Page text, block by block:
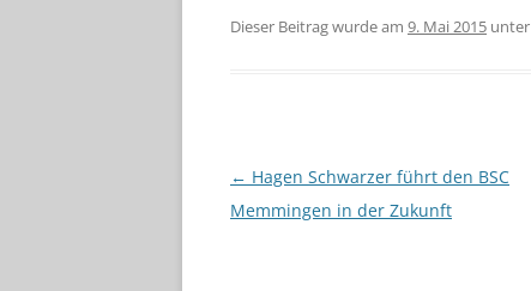
Dieser Beitrag wurde am 9. Mai 2015 unter
Beitragsnavigation
← Hagen Schwarzer führt den BSC
Memmingen in der Zukunft